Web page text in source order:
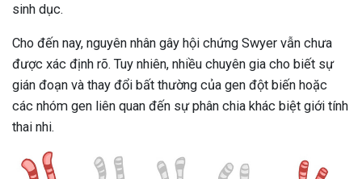
sinh dục.
Cho đến nay, nguyên nhân gây hội chứng Swyer vẫn chưa
được xác định rõ. Tuy nhiên, nhiều chuyên gia cho biết sự
gián đoạn và thay đổi bất thường của gen đột biến hoặc
các nhóm gen liên quan đến sự phân chia khác biệt giới tính
thai nhi.